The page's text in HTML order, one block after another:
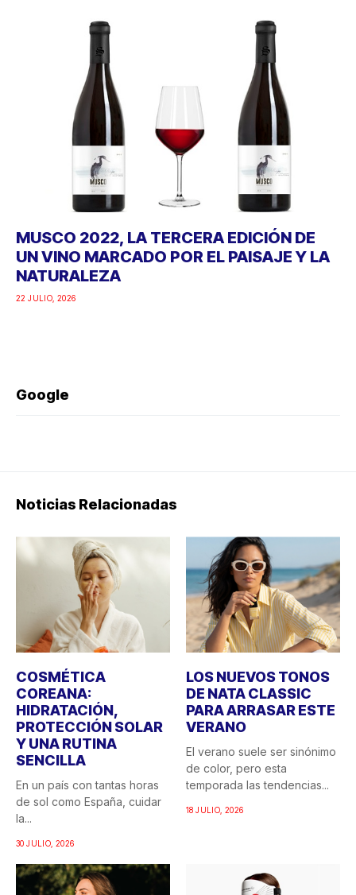
MUSCO 2022, LA TERCERA EDICIÓN DE
UN VINO MARCADO POR EL PAISAJE Y LA
NATURALEZA
22 JULIO, 2026
Google
Noticias Relacionadas
COSMÉTICA
COREANA:
HIDRATACIÓN,
PROTECCIÓN SOLAR
Y UNA RUTINA
SENCILLA
En un país con tantas horas
de sol como España, cuidar
la...
30 JULIO, 2026
LOS NUEVOS TONOS
DE NATA CLASSIC
PARA ARRASAR ESTE
VERANO
El verano suele ser sinónimo
de color, pero esta
temporada las tendencias...
18 JULIO, 2026